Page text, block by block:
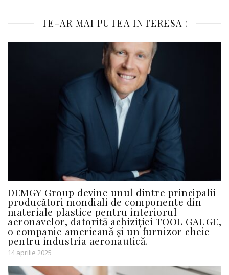
TE-AR MAI PUTEA INTERESA :
DEMGY Group devine unul dintre principalii
producători mondiali de componente din
materiale plastice pentru interiorul
aeronavelor, datorită achiziției TOOL GAUGE,
o companie americană și un furnizor cheie
pentru industria aeronautică.
14 aprilie 2025